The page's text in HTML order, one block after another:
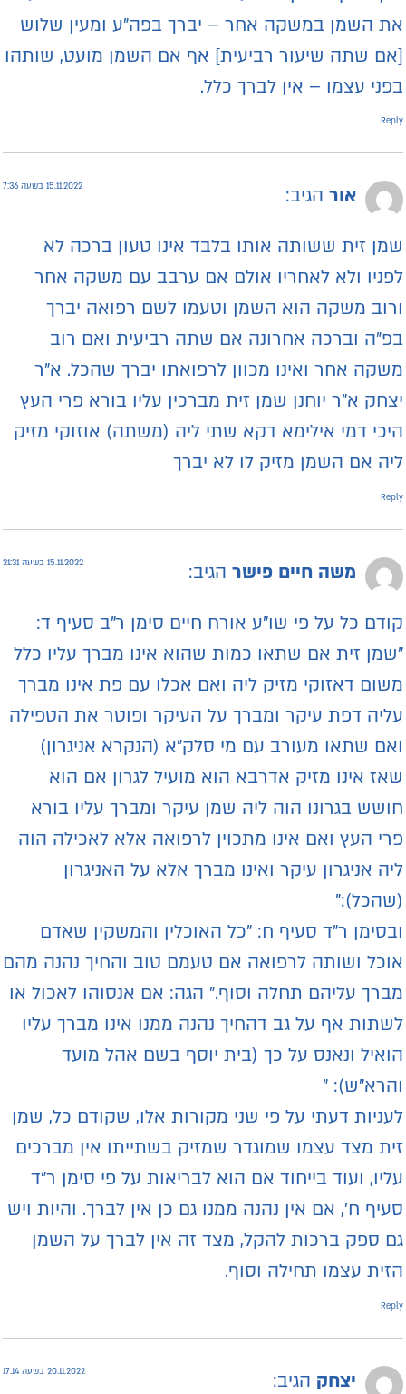
השמן במשקה אחר – יברך בפה"ע ומעין שלוש
שתה שיעור רביעית] אף אם השמן מועט, שותהו
עצמו – אין לברך כלל.
אור הגיב: 15.11.2022 בשעה 7:36
זית ששותה אותו בלבד אינו טעון ברכה לא
ולא לאחריו אולם אם ערבב עם משקה אחר
משקה הוא השמן וטעמו לשם רפואה יברך
וברכה אחרונה אם שתה רביעית ואם רוב
אחר ואינו מכוון לרפואתו יברך שהכל. א"ר
א"ר יוחנן שמן זית מברכין עליו בורא פרי העץ
דמי אילימא דקא שתי ליה (משתה) אוזוקי מזיק
אם השמן מזיק לו לא יברך
משה חיים פישר הגיב: 15.11.2022 בשעה 21:31
כל על פי שו"ע אורח חיים סימן ר"ב סעיף ד:
זית אם שתאו כמות שהוא אינו מברך עליו כלל
דאזוקי מזיק ליה ואם אכלו עם פת אינו מברך
דפת עיקר ומברך על העיקר ופוטר את הטפילה
שתאו מעורב עם מי סלק"א (הנקרא אניגרון)
אינו מזיק אדרבא הוא מועיל לגרון אם הוא
בגרונו הוה ליה שמן עיקר ומברך עליו בורא
העץ ואם אינו מתכוין לרפואה אלא לאכילה הוה
אניגרון עיקר ואינו מברך אלא על האניגרון
ר"ד סעיף ח: "כל האוכלין והמשקין שאדם
ושותה לרפואה אם טעמם טוב והחיך נהנה מהם
עליהם תחלה וסוף." הגה: אם אנסוהו לאכול או
אף על גב דהחיך נהנה ממנו אינו מברך עליו
ונאנס על כך (בית יוסף בשם אהל מועד
"
דעתי על פי שני מקורות אלו, שקודם כל, שמן
מצד עצמו שמוגדר שמזיק בשתייתו אין מברכים
ועוד בייחוד אם הוא לבריאות על פי סימן ר"ד
ח', אם אין נהנה ממנו גם כן אין לברך. והיות ויש
ספק ברכות להקל, מצד זה אין לברך על השמן
עצמו תחילה וסוף.
יצחק הגיב: 20.11.2022 בשעה 17:14